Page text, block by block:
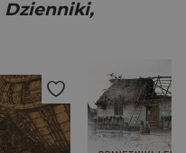
Dzienniki,